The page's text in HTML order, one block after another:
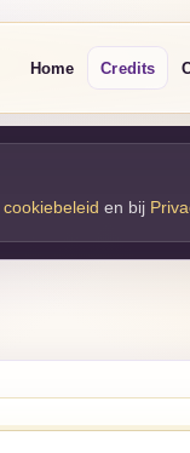
Home Credits
cookiebeleid en bij